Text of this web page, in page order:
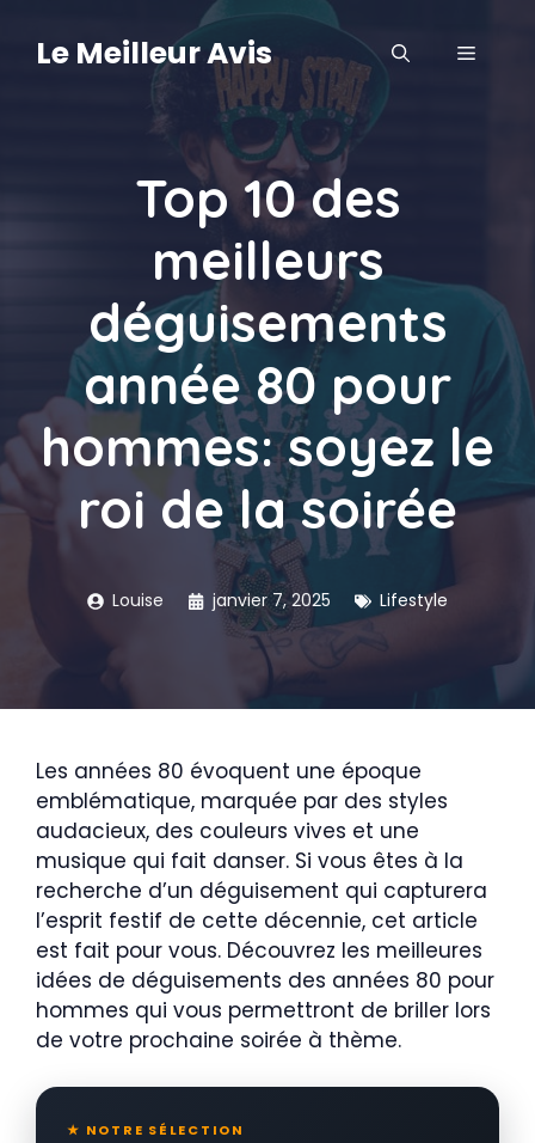
contenu
Le Meilleur Avis MENU
Top 10 des
meilleurs
déguisements
année 80 pour
hommes: soyez le
roi de la soirée
Louise janvier 7, 2025 Lifestyle
Les années 80 évoquent une époque
emblématique, marquée par des styles
audacieux, des couleurs vives et une
musique qui fait danser. Si vous êtes à la
recherche d’un déguisement qui capturera
l’esprit festif de cette décennie, cet article
est fait pour vous. Découvrez les meilleures
idées de déguisements des années 80 pour
hommes qui vous permettront de briller lors
de votre prochaine soirée à thème.
★ NOTRE SÉLECTION